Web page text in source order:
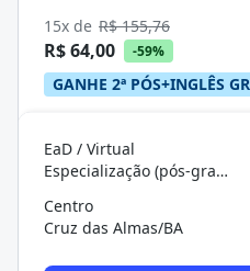
15x de R$ 155,76
R$ 64,00 -59%
GANHE 2ª PÓS+INGLÊS
EaD / Virtual
Especialização (pós-graduação)
Centro
Cruz das Almas/BA